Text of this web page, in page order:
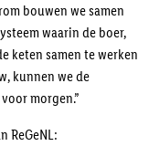
bouwen we samen
waarin de boer,
keten samen te werken
kunnen we de
morgen.”
ReGeNL: